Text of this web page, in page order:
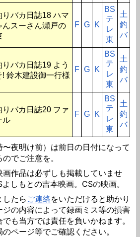
バカ日誌18 ハマ
んスーさん瀬戸の
F G K
BS
テ
レ
東
土
釣
バ
バカ日誌19 よう
! 鈴木建設御一行様
F G K
BS
テ
レ
東
土
釣
バ
バカ日誌20 ファ
ル
F G K
BS
テ
レ
東
土
釣
バ
夜明け前）は前日の日付になって
でご注意を。
画作品は必ずしも掲載していませ
しもとの吉本映画。CSの映画。
したらご連絡をいただけると助かり
ジの内容によって録画ミス等の損害
も当方では責任を負いかねます。
ページ等でご確認ください。